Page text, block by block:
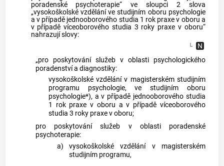
poradenské psychoterapie“ ve sloupci 2 slova
„vysokoškolské vzdělání ve studijním oboru psychologie
a v případě jednooborového studia 1 rok praxe v oboru a
v případě víceoborového studia 3 roky praxe v oboru“
nahrazují slovy:
„pro poskytování služeb v oblasti psychologického
poradenství a diagnostiky:
vysokoškolské vzdělání v magisterském studijním
programu psychologie, ve studijním oboru
psychologie*), a v případě jednooborového studia
1 rok praxe v oboru a v případě víceoborového
studia 3 roky praxe v oboru;
pro poskytování služeb v oblasti poradenské
psychoterapie:
a)
vysokoškolské vzdělání v magisterském
studijním programu,